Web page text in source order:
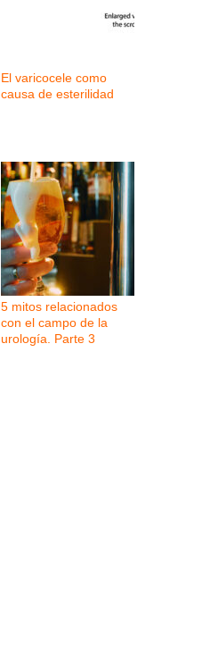
El varicocele como
causa de esterilidad
5 mitos relacionados
con el campo de la
urología. Parte 3